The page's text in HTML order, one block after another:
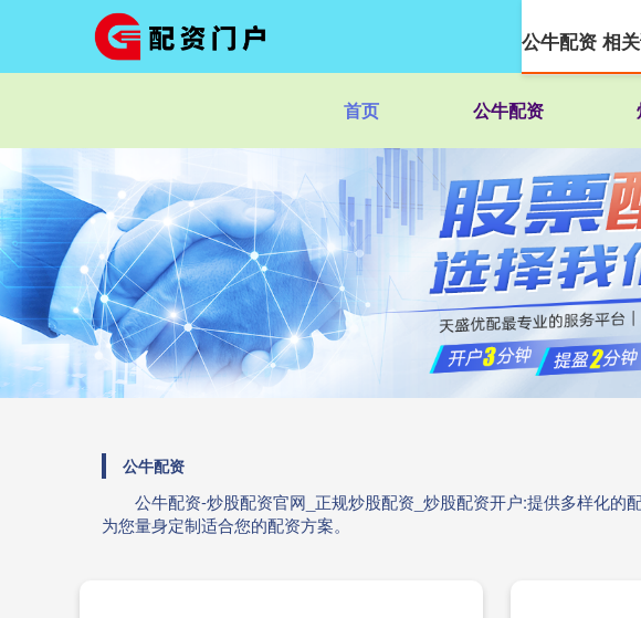
首页 公牛配资
公牛配资
公牛配资-炒股配资官网_正规炒股配资_炒股配资开户:提供多样化
为您量身定制适合您的配资方案。
公牛配资 相